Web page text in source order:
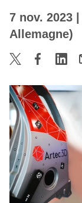
7 nov. 2023
Allemagne)